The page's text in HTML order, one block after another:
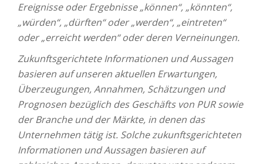
Ereignisse oder Ergebnisse „können“, „könnten“,
„würden“, „dürften“ oder „werden“, „eintreten“
oder „erreicht werden“ oder deren Verneinungen.
Zukunftsgerichtete Informationen und Aussagen
basieren auf unseren aktuellen Erwartungen,
Überzeugungen, Annahmen, Schätzungen und
Prognosen bezüglich des Geschäfts von PUR sowie
der Branche und der Märkte, in denen das
Unternehmen tätig ist. Solche zukunftsgerichteten
Informationen und Aussagen basieren auf